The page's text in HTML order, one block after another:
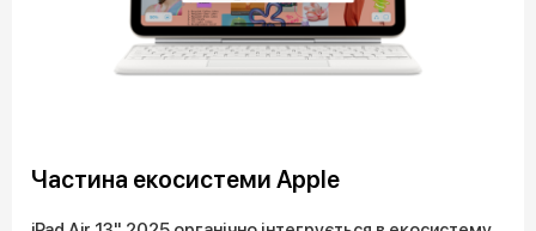
Частина екосистеми Apple